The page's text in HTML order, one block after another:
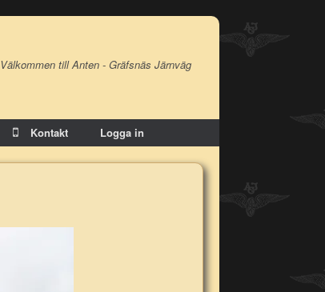
Välkommen till Anten - Gräfsnäs Järnväg
Kontakt Logga in